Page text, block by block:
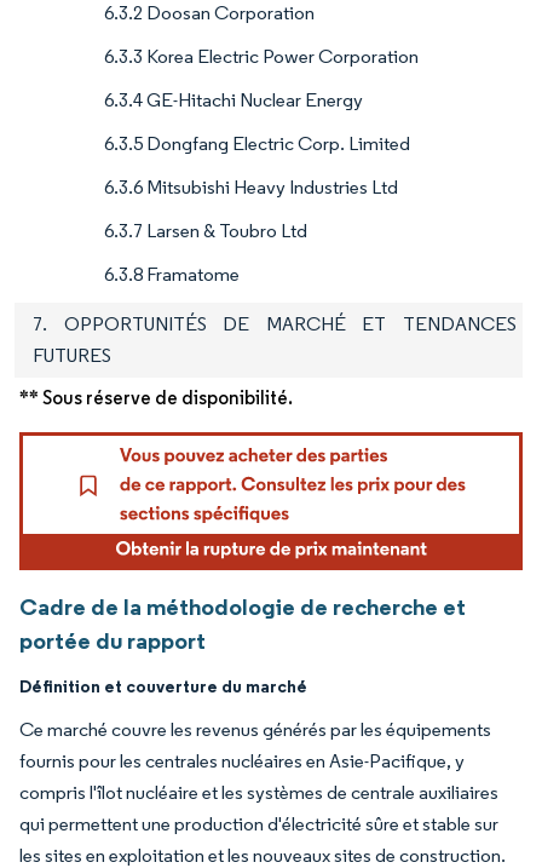
6.3.2 Doosan Corporation
6.3.3 Korea Electric Power Corporation
6.3.4 GE-Hitachi Nuclear Energy
6.3.5 Dongfang Electric Corp. Limited
6.3.6 Mitsubishi Heavy Industries Ltd
6.3.7 Larsen & Toubro Ltd
6.3.8 Framatome
7. OPPORTUNITÉS DE MARCHÉ ET TENDANCES
FUTURES
** Sous réserve de disponibilité.
Cadre de la méthodologie de recherche et
portée du rapport
Définition et couverture du marché
Ce marché couvre les revenus générés par les équipements
fournis pour les centrales nucléaires en Asie-Pacifique, y
compris l'îlot nucléaire et les systèmes de centrale auxiliaires
qui permettent une production d'électricité sûre et stable sur
les sites en exploitation et les nouveaux sites de construction.